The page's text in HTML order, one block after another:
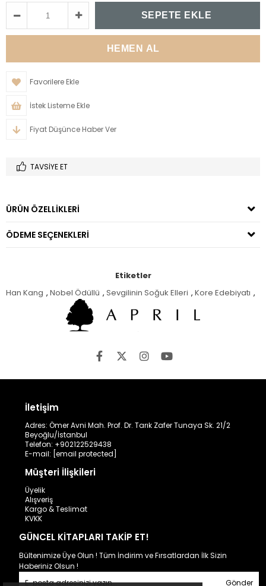
Favorilere Ekle
İstek Listeme Ekle
Fiyat Düşünce Haber Ver
TAVSIYE ET
ÜRÜN ÖZELLIKLERI
ÖDEME SEÇENEKLERI
Etiketler
Han Kang , Nobel Ödüllü , Sevgilinin Soğuk Elleri , Kore Edebiyatı ,
İletişim
Adres: Ömer Avni Mah. Prof. Dr. Tarık Zafer Tunaya Sk. 21/2
Beyoğlu/İstanbul
Telefon: +902122529438
E-mail: [email protected]
Müşteri İlişkileri
Üyelik
Alışveriş
Kargo & Teslimat
KVKK
GÜNCEL KİTAPLARI TAKİP ET!
Bültenimize Üye Olun ! Tüm İndirim ve Fırsatlardan İlk Sizin
Haberiniz Olsun !
Gönder